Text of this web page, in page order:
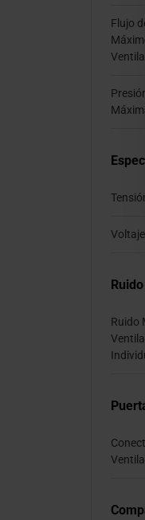
Flujo
Ruido
Ruido